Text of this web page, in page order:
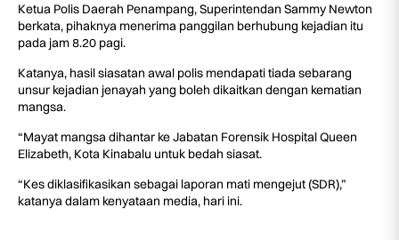
Ketua Polis Daerah Penampang, Superintendan Sammy Newton
berkata, pihaknya menerima panggilan berhubung kejadian itu
pada jam 8.20 pagi.
Katanya, hasil siasatan awal polis mendapati tiada sebarang
unsur kejadian jenayah yang boleh dikaitkan dengan kematian
mangsa.
“Mayat mangsa dihantar ke Jabatan Forensik Hospital Queen
Elizabeth, Kota Kinabalu untuk bedah siasat.
“Kes diklasifikasikan sebagai laporan mati mengejut (SDR),”
katanya dalam kenyataan media, hari ini.